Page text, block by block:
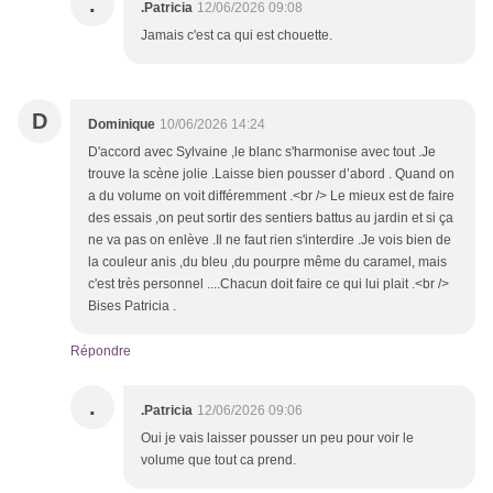
.Patricia 12/06/2026 09:08
Jamais c'est ca qui est chouette.
D Dominique 10/06/2026 14:24
D'accord avec Sylvaine ,le blanc s'harmonise avec tout .Je
trouve la scène jolie .Laisse bien pousser d’abord . Quand on
a du volume on voit différemment .<br /> Le mieux est de faire
des essais ,on peut sortir des sentiers battus au jardin et si ça
ne va pas on enlève .Il ne faut rien s'interdire .Je vois bien de
la couleur anis ,du bleu ,du pourpre même du caramel, mais
c'est très personnel ....Chacun doit faire ce qui lui plait .<br />
Bises Patricia .
Répondre
. .Patricia 12/06/2026 09:06
Oui je vais laisser pousser un peu pour voir le
volume que tout ca prend.